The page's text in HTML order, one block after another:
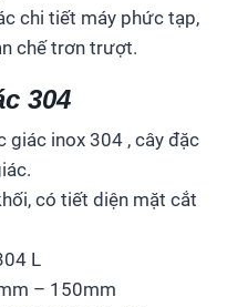
chi tiết máy phức tạp,
chế trơn trượt.
304
giác inox 304 , cây đặc
có tiết diện mặt cắt
L
– 150mm